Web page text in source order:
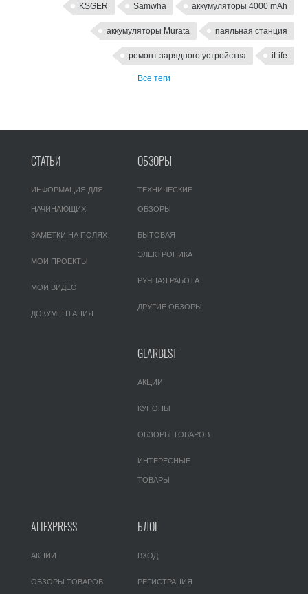
KSGER Samwha аккумуляторы 4000 mAh
аккумуляторы Murata паяльная станция
ремонт зарядного устройства iLife
Все теги
СТАТЬИ
ИНФОРМАЦИЯ ДЛЯ
НАЧИНАЮЩИХ
ЗАМЕТКИ НА ПОЛЯХ
МОИ ПРОЕКТЫ
МОИ ВИДЕО
ДОКУМЕНТАЦИЯ
ОБЗОРЫ
ТЕХНИЧЕСКИЕ
ОБЗОРЫ
БЫТОВАЯ
ЭЛЕКТРОНИКА
РУЧНАЯ РАБОТА
ДРУГИЕ ОБЗОРЫ
GEARBEST
АКЦИИ
КУПОНЫ
ОБЗОРЫ ТОВАРОВ
ИНТЕРЕСНЫЕ
ТОВАРЫ
ALIEXPRESS
АКЦИИ
ОБЗОРЫ ТОВАРОВ
БЛОГ
ВХОД
РЕГИСТРАЦИЯ